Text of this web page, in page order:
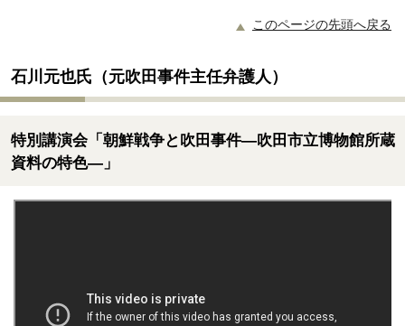
このページの先頭へ戻る
石川元也氏（元吹田事件主任弁護人）
特別講演会「朝鮮戦争と吹田事件―吹田市立博物館所蔵
資料の特色―」